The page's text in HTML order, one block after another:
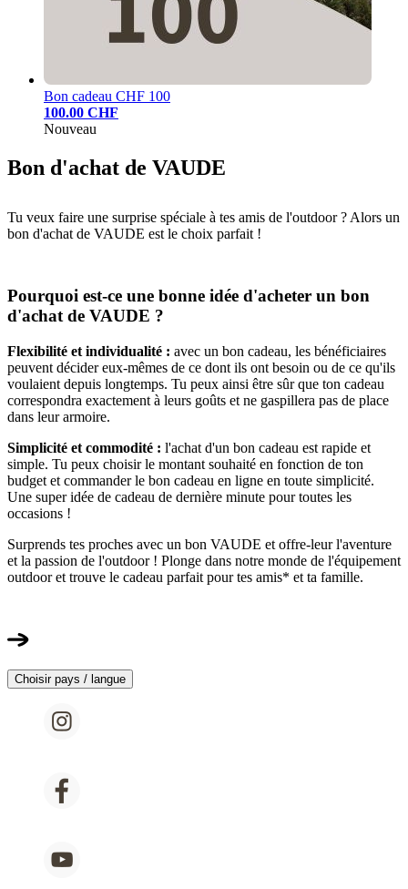
Bon cadeau CHF 100
100.00 CHF
Nouveau
Bon d'achat de VAUDE
Tu veux faire une surprise spéciale à tes amis de l'outdoor ? Alors un
bon d'achat de VAUDE est le choix parfait !
Pourquoi est-ce une bonne idée d'acheter un bon
d'achat de VAUDE ?
Flexibilité et individualité : avec un bon cadeau, les bénéficiaires
peuvent décider eux-mêmes de ce dont ils ont besoin ou de ce qu'ils
voulaient depuis longtemps. Tu peux ainsi être sûr que ton cadeau
correspondra exactement à leurs goûts et ne gaspillera pas de place
dans leur armoire.
Simplicité et commodité : l'achat d'un bon cadeau est rapide et
simple. Tu peux choisir le montant souhaité en fonction de ton
budget et commander le bon cadeau en ligne en toute simplicité.
Une super idée de cadeau de dernière minute pour toutes les
occasions !
Surprends tes proches avec un bon VAUDE et offre-leur l'aventure
et la passion de l'outdoor ! Plonge dans notre monde de l'équipement
outdoor et trouve le cadeau parfait pour tes amis* et ta famille.
Choisir pays / langue